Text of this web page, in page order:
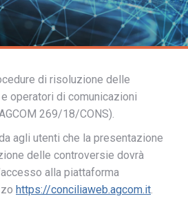
di risoluzione delle
operatori di comunicazioni
269/18/CONS).
agli utenti che la presentazione
delle controversie dovrà
alla piattaforma
https://conciliaweb.agcom.it.